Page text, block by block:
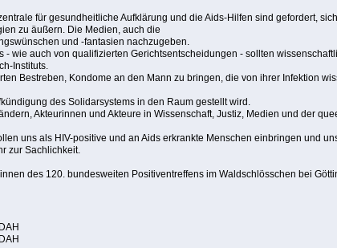
für gesundheitliche Aufklärung und die Aids-Hilfen sind gefordert,
zu äußern. Die Medien, auch die
und -fantasien nachzugeben.
wie auch von qualifizierten Gerichtsentscheidungen - sollten
Instituts.
Bestreben, Kondome an den Mann zu bringen, die von ihrer Infektion
des Solidarsystems in den Raum gestellt wird.
Akteurinnen und Akteure in Wissenschaft, Justiz, Medien und der
uns als HIV-positive und an Aids erkrankte Menschen einbringen und
zur Sachlichkeit.
des 120. bundesweiten Positiventreffens im Waldschlösschen bei